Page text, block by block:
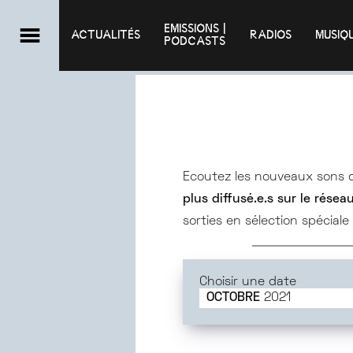
ACTUALITÉS
EMISSIONS |
PODCASTS
RADIOS
Ecoutez les nouveaux sons
plus diffusé.e.s sur le
sorties en sélection spéciale
Choisir une date
OCTOBRE2021